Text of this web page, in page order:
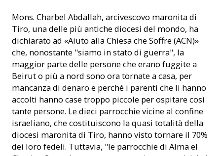
Mons. Charbel Abdallah, arcivescovo maronita di
Tiro, una delle più antiche diocesi del mondo, ha
dichiarato ad «Aiuto alla Chiesa che Soffre (ACN)»
che, nonostante "siamo in stato di guerra", la
maggior parte delle persone che erano fuggite a
Beirut o più a nord sono ora tornate a casa, per
mancanza di denaro e perché i parenti che li hanno
accolti hanno case troppo piccole per ospitare così
tante persone. Le dieci parrocchie vicine al confine
israeliano, che costituiscono la quasi totalità della
diocesi maronita di Tiro, hanno visto tornare il 70%
dei loro fedeli. Tuttavia, "le parrocchie di Alma el